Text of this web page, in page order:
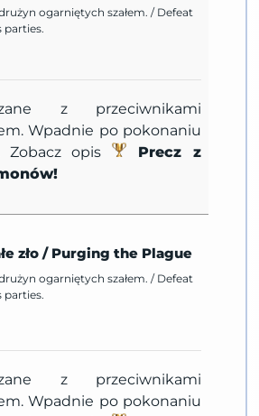
ogarniętych szałem. / Defeat
parties.
z przeciwnikami
Wpadnie po pokonaniu
Zobacz opis
Precz z
zło / Purging the Plague
ogarniętych szałem. / Defeat
parties.
z przeciwnikami
Wpadnie po pokonaniu